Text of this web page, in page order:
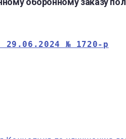
29.06.2024 № 1720-р